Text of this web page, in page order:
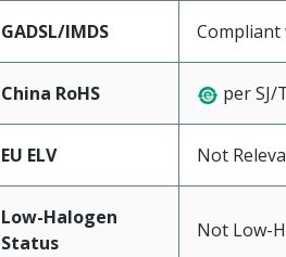
GADSL/IMDS Compliant
China RoHS per SJ/
EU ELV Not
Low-Halogen
Status
Not Low-